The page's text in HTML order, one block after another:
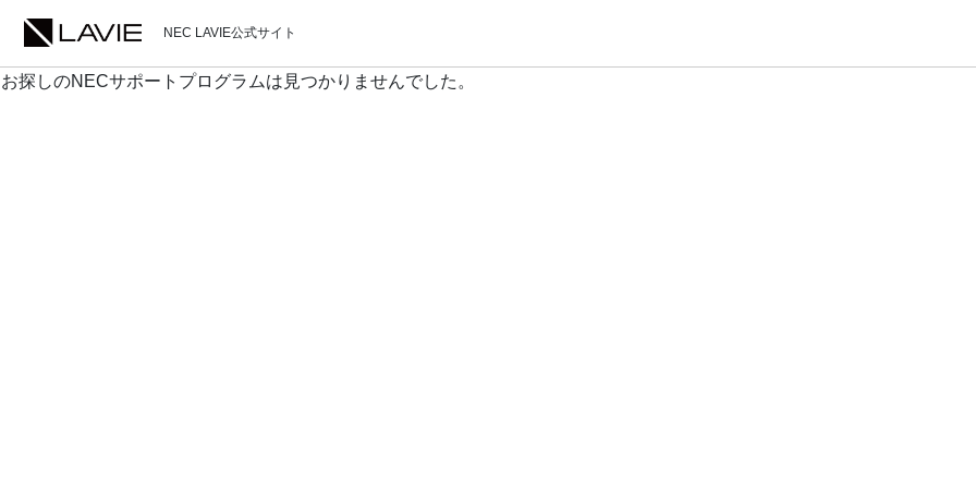
NEC LAVIE公式サイト
お探しのNECサポートプログラムは見つかりませんでした。